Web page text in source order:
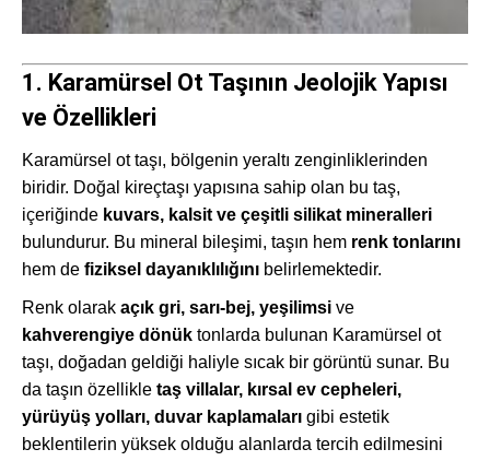
1. Karamürsel Ot Taşının Jeolojik Yapısı
ve Özellikleri
Karamürsel ot taşı, bölgenin yeraltı zenginliklerinden
biridir. Doğal kireçtaşı yapısına sahip olan bu taş,
içeriğinde kuvars, kalsit ve çeşitli silikat mineralleri
bulundurur. Bu mineral bileşimi, taşın hem renk tonlarını
hem de fiziksel dayanıklılığını belirlemektedir.
Renk olarak açık gri, sarı-bej, yeşilimsi ve
kahverengiye dönük tonlarda bulunan Karamürsel ot
taşı, doğadan geldiği haliyle sıcak bir görüntü sunar. Bu
da taşın özellikle taş villalar, kırsal ev cepheleri,
yürüyüş yolları, duvar kaplamaları gibi estetik
beklentilerin yüksek olduğu alanlarda tercih edilmesini